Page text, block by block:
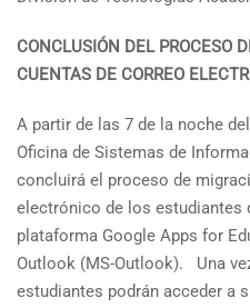
CONCLUSIÓN DEL PROCESO
CUENTAS DE CORREO
A partir de las 7 de la noche
Oficina de Sistemas de
concluirá el proceso de
electrónico de los estudiantes
plataforma Google Apps for
Outlook (MS-Outlook). Una
estudiantes podrán acceder a